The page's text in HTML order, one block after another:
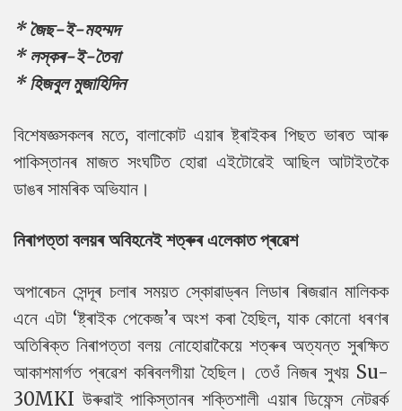
* জৈছ-ই-মহম্মদ
* লস্কৰ-ই-তৈবা
* হিজবুল মুজাহিদিন
বিশেষজ্ঞসকলৰ মতে, বালাকোট এয়াৰ ষ্ট্ৰাইকৰ পিছত ভাৰত আৰু
পাকিস্তানৰ মাজত সংঘটিত হোৱা এইটোৱেই আছিল আটাইতকৈ
ডাঙৰ সামৰিক অভিযান।
নিৰাপত্তা বলয়ৰ অবিহনেই শত্ৰুৰ এলেকাত প্ৰৱেশ
অপাৰেচন সেন্দূৰ চলাৰ সময়ত স্কোৱাড্ৰন লিডাৰ ৰিজৱান মালিকক
এনে এটা ‘ষ্ট্ৰাইক পেকেজ’ৰ অংশ কৰা হৈছিল, যাক কোনো ধৰণৰ
অতিৰিক্ত নিৰাপত্তা বলয় নোহোৱাকৈয়ে শত্ৰুৰ অত্যন্ত সুৰক্ষিত
আকাশমাৰ্গত প্ৰৱেশ কৰিবলগীয়া হৈছিল। তেওঁ নিজৰ সুখয় Su-
30MKI উৰুৱাই পাকিস্তানৰ শক্তিশালী এয়াৰ ডিফেন্স নেটৱৰ্ক